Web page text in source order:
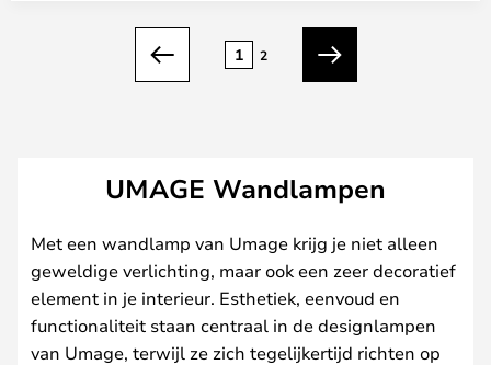
Vorige
1 2
Volgende
UMAGE Wandlampen
Met een wandlamp van Umage krijg je niet alleen
geweldige verlichting, maar ook een zeer decoratief
element in je interieur. Esthetiek, eenvoud en
functionaliteit staan centraal in de designlampen
van Umage, terwijl ze zich tegelijkertijd richten op